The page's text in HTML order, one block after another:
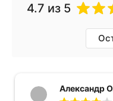
4.7 из 5
Александр